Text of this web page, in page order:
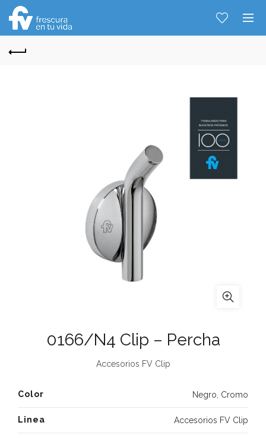
0166/N4 Clip – Percha
Accesorios FV Clip
Color Negro Cromo
Linea Accesorios FV Clip
Solo tenes que decirme: Hola